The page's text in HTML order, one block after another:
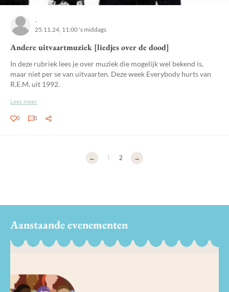
-
25.11.24, 11:00 's middags
Andere uitvaartmuziek [liedjes over de dood]
In deze rubriek lees je over muziek die mogelijk wel bekend is,
maar niet per se van uitvaarten. Deze week Everybody hurts van
R.E.M. uit 1992.
Lees meer
0 0
← 1 2 →
Aanstaande evenementen